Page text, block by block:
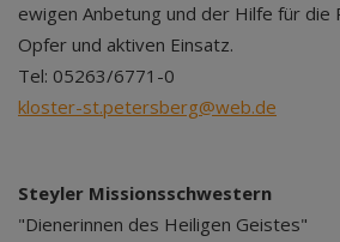
ewigen Anbetung und der Hilfe für die
Opfer und aktiven Einsatz.
Tel: 05263/6771-0
kloster-st.petersberg@web.de
Steyler Missionsschwestern
"Dienerinnen des Heiligen Geistes"